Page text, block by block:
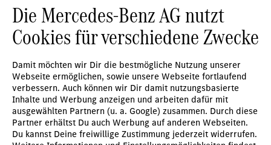
Die Mercedes-Benz AG nutzt
Cookies für verschiedene Zwecke
Damit möchten wir Dir die bestmögliche Nutzung unserer
Webseite ermöglichen, sowie unsere Webseite fortlaufend
verbessern. Auch können wir Dir damit nutzungsbasierte
Inhalte und Werbung anzeigen und arbeiten dafür mit
ausgewählten Partnern (u. a. Google) zusammen. Durch diese
Partner erhältst Du auch Werbung auf anderen Webseiten.
Du kannst Deine freiwillige Zustimmung jederzeit widerrufen.